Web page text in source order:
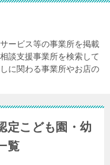
ービス等の事業所を掲載
談支援事業所を検索して
に関わる事業所やお店の
定こども園・幼
覧